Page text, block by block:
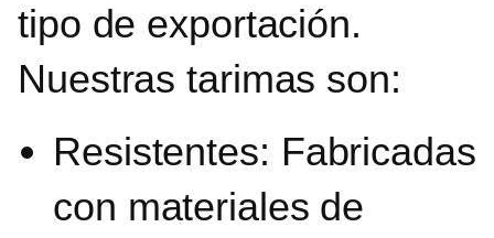
tipo de exportación.
Nuestras tarimas son:
Resistentes: Fabricadas
con materiales de